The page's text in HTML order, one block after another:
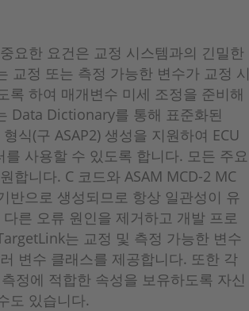
요한 요건은 교정 시스템과의 긴밀한
교정 또는 측정 가능한 변수가 교정 시
록 하여 매개변수 미세 조정을 준비해
Data Dictionary를 통해 표준화된
식(구 ASAP2) 생성을 지원하여 ECU
를 사용할 수 있도록 합니다. 모든 주요
합니다. C 코드와 ASAM MCD-2 MC
반으로 생성되므로 항상 일관성이 유
른 오류 원인을 제거하고 개발 프로
는 교정 및 측정 가능한 변수
변수 클래스를 제공합니다. 또한 각
정에 적합한 속성을 보유하도록 자신
도 있습니다.